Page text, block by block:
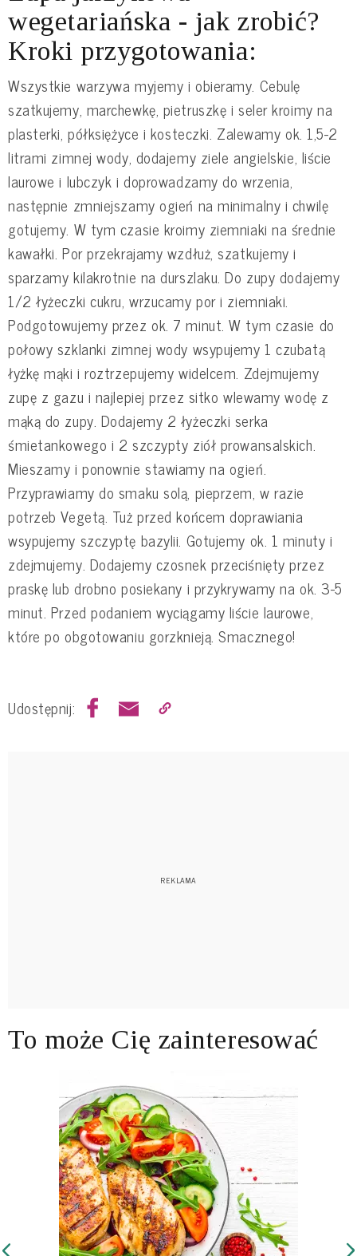
wegetariańska - jak zrobić?
Kroki przygotowania:
Wszystkie warzywa myjemy i obieramy. Cebulę
szatkujemy, marchewkę, pietruszkę i seler kroimy na
plasterki, półksiężyce i kosteczki. Zalewamy ok. 1,5-2
litrami zimnej wody, dodajemy ziele angielskie, liście
laurowe i lubczyk i doprowadzamy do wrzenia,
następnie zmniejszamy ogień na minimalny i chwilę
gotujemy. W tym czasie kroimy ziemniaki na średnie
kawałki. Por przekrajamy wzdłuż, szatkujemy i
sparzamy kilakrotnie na durszlaku. Do zupy dodajemy
1/2 łyżeczki cukru, wrzucamy por i ziemniaki.
Podgotowujemy przez ok. 7 minut. W tym czasie do
połowy szklanki zimnej wody wsypujemy 1 czubatą
łyżkę mąki i roztrzepujemy widelcem. Zdejmujemy
zupę z gazu i najlepiej przez sitko wlewamy wodę z
mąką do zupy. Dodajemy 2 łyżeczki serka
śmietankowego i 2 szczypty ziół prowansalskich.
Mieszamy i ponownie stawiamy na ogień.
Przyprawiamy do smaku solą, pieprzem, w razie
potrzeb Vegetą. Tuż przed końcem doprawiania
wsypujemy szczyptę bazylii. Gotujemy ok. 1 minuty i
zdejmujemy. Dodajemy czosnek przeciśnięty przez
praskę lub drobno posiekany i przykrywamy na ok. 3-5
minut. Przed podaniem wyciągamy liście laurowe,
które po obgotowaniu gorzknieją. Smacznego!
Udostępnij:
To może Cię zainteresować